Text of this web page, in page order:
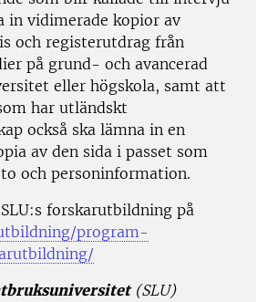
in vidimerade kopior av
och registerutdrag från
på grund- och avancerad
eller högskola, samt att
har utländskt
också ska lämna in en
av den sida i passet som
och personinformation.
forskarutbildning på
program-
(SLU)